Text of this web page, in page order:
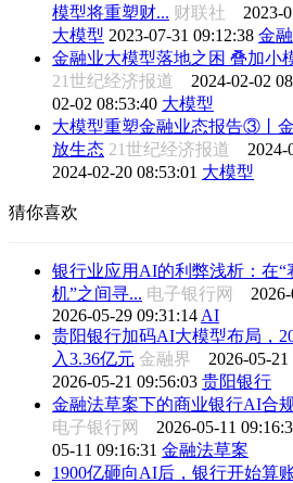
模型将重塑财... 财联社 2023-
大模型 2023-07-31 09:12:38 金
金融业大模型落地之困 叠加小
21世纪经济报道 2024-02-02
02-02 08:53:40 大模型
大模型重塑金融业态报告③丨
放生态 21世纪经济报道 2024-
2024-02-20 08:53:01 大模型
猜你喜欢
银行业应用AI的利弊浅析：在“
机”之间寻... 电子银行网
2026-05-29 09:31:14 AI
贵阳银行加码AI大模型布局，
入3.36亿元 金融界 2026-05-
2026-05-21 09:56:03 贵阳银行
金融法草案下的商业银行AI合
电子银行网 2026-05-11
05-11 09:16:31 金融法草案
1900亿砸向AI后，银行开始算